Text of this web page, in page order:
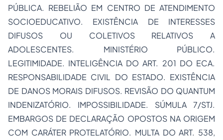
PÚBLICA. REBELIÃO EM CENTRO DE ATENDIMENTO
SOCIOEDUCATIVO. EXISTÊNCIA DE INTERESSES
DIFUSOS OU COLETIVOS RELATIVOS A
ADOLESCENTES. MINISTÉRIO PÚBLICO.
LEGITIMIDADE. INTELIGÊNCIA DO ART. 201 DO ECA.
RESPONSABILIDADE CIVIL DO ESTADO. EXISTÊNCIA
DE DANOS MORAIS DIFUSOS. REVISÃO DO QUANTUM
INDENIZATÓRIO. IMPOSSIBILIDADE. SÚMULA 7/STJ.
EMBARGOS DE DECLARAÇÃO OPOSTOS NA ORIGEM
COM CARÁTER PROTELATÓRIO. MULTA DO ART. 538,